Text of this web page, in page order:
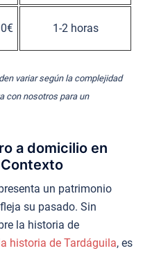
1-2 horas
variar según la complejidad
con nosotros para un
a domicilio en
un patrimonio
su pasado. Sin
la historia de
historia de Tardáguila, es